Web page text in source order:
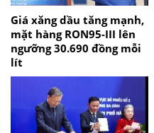
Giá xăng dầu tăng mạnh,
mặt hàng RON95-III lên
ngưỡng 30.690 đồng mỗi
lít